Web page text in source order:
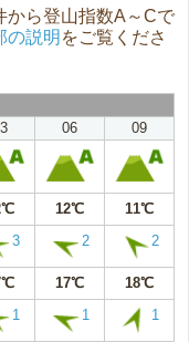
から登山指数A～Cで
の説明 をご覧くださ
06 09
12℃ 11℃
3 2 2
17℃ 18℃
1 1 1